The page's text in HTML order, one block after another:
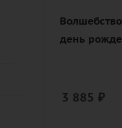
(лизиантус),
зелень,
день
3 885 ₽